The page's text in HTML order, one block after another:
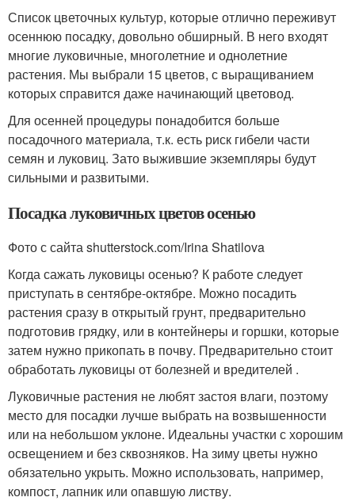
Список цветочных культур, которые отлично переживут
осеннюю посадку, довольно обширный. В него входят
многие луковичные, многолетние и однолетние
растения. Мы выбрали 15 цветов, с выращиванием
которых справится даже начинающий цветовод.
Для осенней процедуры понадобится больше
посадочного материала, т.к. есть риск гибели части
семян и луковиц. Зато выжившие экземпляры будут
сильными и развитыми.
Посадка луковичных цветов осенью
Фото с сайта shutterstock.com/Irina Shatilova
Когда сажать луковицы осенью? К работе следует
приступать в сентябре-октябре. Можно посадить
растения сразу в открытый грунт, предварительно
подготовив грядку, или в контейнеры и горшки, которые
затем нужно прикопать в почву. Предварительно стоит
обработать луковицы от болезней и вредителей .
Луковичные растения не любят застоя влаги, поэтому
место для посадки лучше выбрать на возвышенности
или на небольшом уклоне. Идеальны участки с хорошим
освещением и без сквозняков. На зиму цветы нужно
обязательно укрыть. Можно использовать, например,
компост, лапник или опавшую листву.